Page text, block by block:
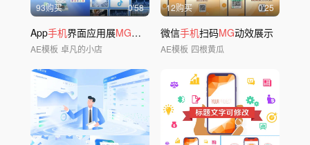
93购买 0'58
App手机界面应用展MG示动画
AE模板 卓凡的小店
12购买 0'25
微信手机扫码MG动效展示
AE模板 四根黄瓜